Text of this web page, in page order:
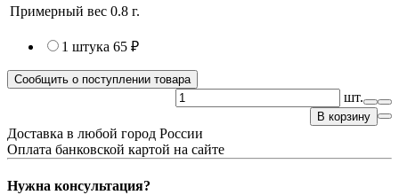
Примерный вес 0.8 г.
1 штука 65 ₽
Сообщить о поступлении товара
шт.
В корзину
Доставка в любой город России
Оплата банковской картой на сайте
Нужна консультация?